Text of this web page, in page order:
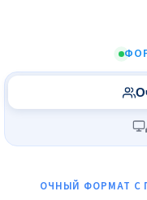
ОЧНЫЙ ФОРМАТ С